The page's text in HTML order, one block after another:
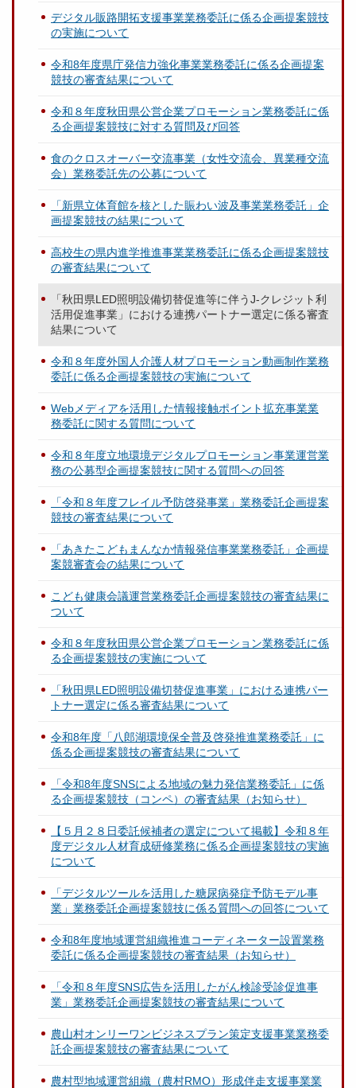
デジタル販路開拓支援事業業務委託に係る企画提案競技
の実施について
令和8年度県庁発信力強化事業業務委託に係る企画提案
競技の審査結果について
令和８年度秋田県公営企業プロモーション業務委託に係
る企画提案競技に対する質問及び回答
食のクロスオーバー交流事業（女性交流会、異業種交流
会）業務委託先の公募について
「新県立体育館を核とした賑わい波及事業業務委託」企
画提案競技の結果について
高校生の県内進学推進事業業務委託に係る企画提案競技
の審査結果について
「秋田県LED照明設備切替促進等に伴うJ-クレジット利
活用促進事業」における連携パートナー選定に係る審査
結果について
令和８年度外国人介護人材プロモーション動画制作業務
委託に係る企画提案競技の実施について
Webメディアを活用した情報接触ポイント拡充事業業
務委託に関する質問について
令和８年度立地環境デジタルプロモーション事業運営業
務の公募型企画提案競技に関する質問への回答
「令和８年度フレイル予防啓発事業」業務委託企画提案
競技の審査結果について
「あきたこどもまんなか情報発信事業業務委託」企画提
案競審査会の結果について
こども健康会議運営業務委託企画提案競技の審査結果に
ついて
令和８年度秋田県公営企業プロモーション業務委託に係
る企画提案競技の実施について
「秋田県LED照明設備切替促進事業」における連携パー
トナー選定に係る審査結果について
令和8年度「八郎湖環境保全普及啓発推進業務委託」に
係る企画提案競技の審査結果について
「令和8年度SNSによる地域の魅力発信業務委託」に係
る企画提案競技（コンペ）の審査結果（お知らせ）
【５月２８日委託候補者の選定について掲載】令和８年
度デジタル人材育成研修業務に係る企画提案競技の実施
について
「デジタルツールを活用した糖尿病発症予防モデル事
業」業務委託企画提案競技に係る質問への回答について
令和8年度地域運営組織推進コーディネーター設置業務
委託に係る企画提案競技の審査結果（お知らせ）
「令和８年度SNS広告を活用したがん検診受診促進事
業」業務委託企画提案競技の審査結果について
農山村オンリーワンビジネスプラン策定支援事業業務委
託企画提案競技の審査結果について
農村型地域運営組織（農村RMO）形成伴走支援事業業